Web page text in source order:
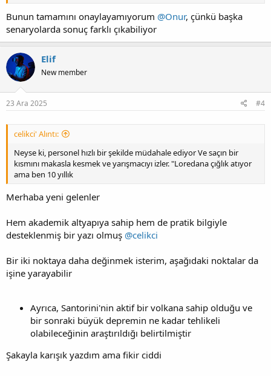
Bunun tamamını onaylayamıyorum @Onur, çünkü başka
senaryolarda sonuç farklı çıkabiliyor
Elif
New member
23 Ara 2025 #4
celikci' Alıntı:
Neyse ki, personel hızlı bir şekilde müdahale ediyor Ve saçın bir
kısmını makasla kesmek ve yarışmacıyı izler. "Loredana çığlık atıyor
ama ben 10 yıllık
Merhaba yeni gelenler
Hem akademik altyapıya sahip hem de pratik bilgiyle
desteklenmiş bir yazı olmuş @celikci
Bir iki noktaya daha değinmek isterim, aşağıdaki noktalar da
işine yarayabilir
Ayrıca, Santorini'nin aktif bir volkana sahip olduğu ve
bir sonraki büyük depremin ne kadar tehlikeli
olabileceğinin araştırıldığı belirtilmiştir
Şakayla karışık yazdım ama fikir ciddi